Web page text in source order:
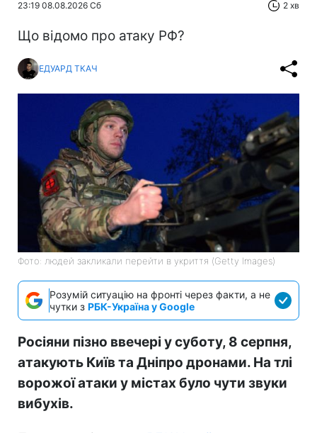
23:19 08.08.2026 Сб 2 хв
Що відомо про атаку РФ?
ЕДУАРД ТКАЧ
Фото: людей закликали перейти в укриття (Getty Images)
Розумій ситуацію на фронті через факти, а не
чутки з РБК-Україна у Google
Росіяни пізно ввечері у суботу, 8 серпня,
атакують Київ та Дніпро дронами. На тлі
ворожої атаки у містах було чути звуки
вибухів.